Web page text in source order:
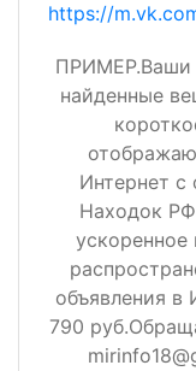
https://
ПРИМЕР.Ваши
найденные
Интернет с
Находок
объявления в
790